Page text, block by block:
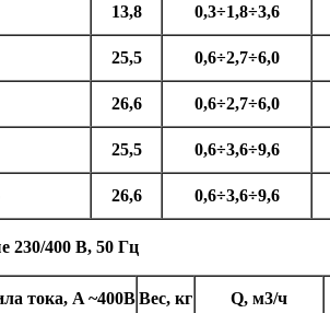
13,8 0,3÷1,8÷3,6
25,5 0,6÷2,7÷6,0
26,6 0,6÷2,7÷6,0
25,5 0,6÷3,6÷9,6
26,6 0,6÷3,6÷9,6
230/400 В, 50 Гц
тока, A ~400В Вес, кг Q, м3/ч